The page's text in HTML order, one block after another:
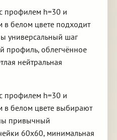
профилем h=30 и
белом цвете подходит
универсальный шаг
профиль, облегчённое
нейтральная
профилем h=30 и
в белом цвете выбирают
привычный
60х60, минимальная